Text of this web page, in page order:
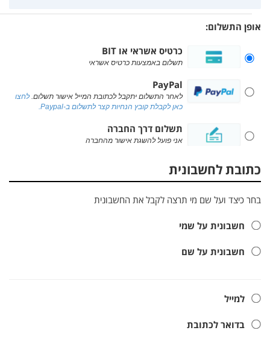
אופן התשלום:
כרטיס אשראי או BIT
תשלום באמצעות כרטיס אשראי
PayPal
לאחר התשלום יתקבל לכתובת המייל אישור תשלום.לחצו
כאן לקבלת קובץ הנחיות קצר לתשלום ב-Paypal.
תשלום דרך החברה
אני פועל להשגת אישור מהחברה
כתובת לחשבונית
בחר כיצד ועל שם מי תרצה לקבל את החשבונית
חשבונית על שמי
חשבונית על שם
למייל
בדואר לכתובת